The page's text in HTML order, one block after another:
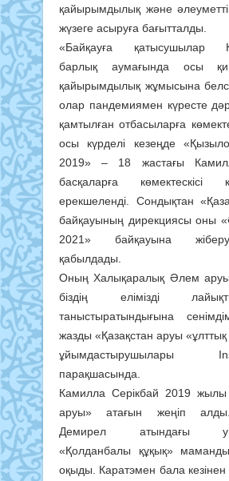
қайырымдылық және
жүзеге асыруға бағытталды.
«Байқауға қатысушылар
барлық аумағында осы
қайырымдылық жұмысына
олар пандемиямен күресте
қамтылған отбасыларға
осы күрделі кезеңде
2019» – 18 жастағы
басқаларға көмектескісі
ерекшеленді. Сондықтан
байқауының дирекциясы оны
2021» байқауына
қабылдады.
Оның Халықаралық Әлем
біздің елімізді
таныстыратындығына
жазды «Қазақстан аруы
ұйымдастырушылары
парақшасында.
Камилла Серікбай 2019
аруы» атағын жеңіп
Демирел атындағы
«Қолданбалы құқық»
оқыды. Каратэмен бала